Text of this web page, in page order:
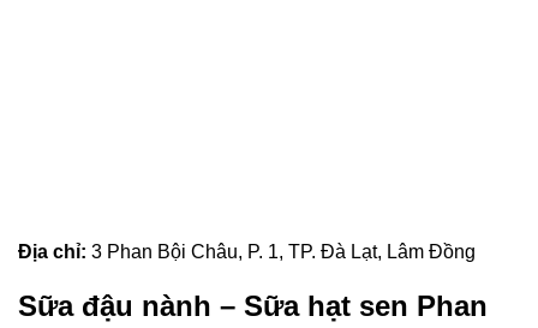
Địa chỉ: 3 Phan Bội Châu, P. 1, TP. Đà Lạt, Lâm Đồng
Sữa đậu nành – Sữa hạt sen Phan